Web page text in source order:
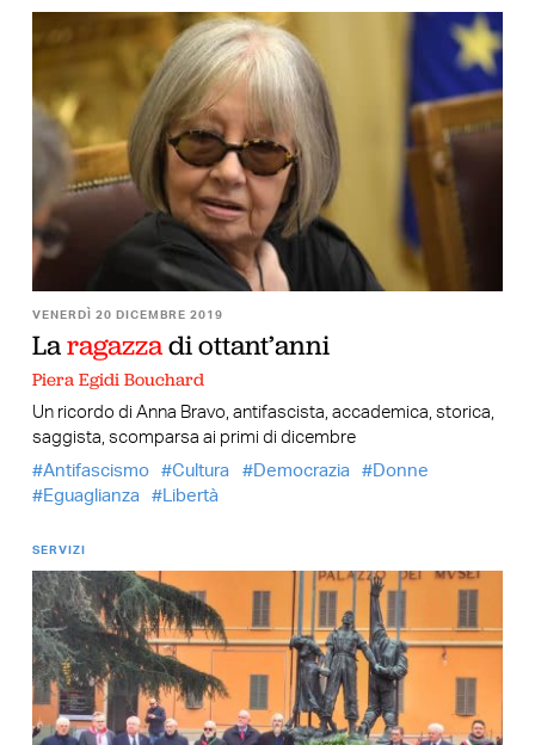
VENERDÌ 20 DICEMBRE 2019
Laragazzadi ottant’anni
Piera Egidi Bouchard
Un ricordo di Anna Bravo, antifascista, accademica, storica,
saggista, scomparsa ai primi di dicembre
Antifascismo
Cultura Democrazia
Donne
Eguaglianza
Libertà
SERVIZI